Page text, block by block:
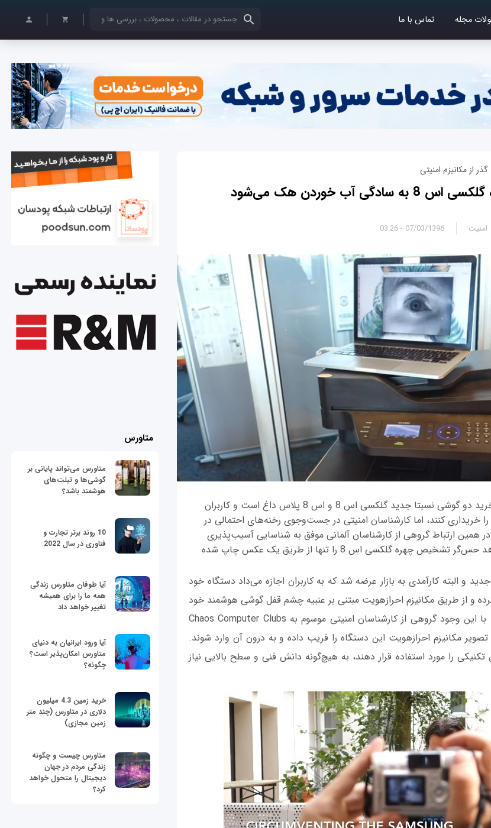
مجله تماس با ما کلمات کلیدی خود را وارد کنید
از مکانیزم امنیتی
آب خوردن هک می‌شود
07/03/1396 - 03:26 امنیت
در شرایطی که این روزها بازار خرید دو گوشی نسبتا جدید گلکسی اس 8 و اس 8 پلاس داغ است و کاربران
خریداری کنند، اما کارشناسان امنیتی در جست‌وجوی رخنه‌های احتمالی در
ارتباط گروهی از کارشناسان آلمانی موفق به شناسایی آسیب‌پذیری
شدند که به هکرها اجازه می‌دهد حس‌گر تشخیص چهره گلکسی اس 8 را تنها از طریق یک عکس چاپ شده
ویژگی جدید و البته کارآمدی به بازار عرضه شد که به کاربران اجازه می‌داد دستگاه خود
و از طریق مکانیزم احرازهویت مبتنی بر عنبیه چشم قفل گوشی هوشمند خود
را باز کرده و به آن وارد شوند. با این وجود گروهی از کارشناسان امنیتی موسوم به Chaos Computer Clubs
مکانیزم احرازهویت این دستگاه را فریب داده و به درون آن وارد شوند.
تکنیکی را مورد استفاده قرار دهند، به هیچ‌گونه دانش فنی و سطح بالایی نیاز
متاورس
متاورس می‌تواند پایانی بر
گوشی‌ها و تبلت‌های
هوشمند باشد؟
10 روند برتر تجارت و
فناوری در سال 2022
آیا طوفان متاورس زندگی
همه ما را برای همیشه
تغییر خواهد داد
آیا ورود ایرانیان به دنیای
متاورس امکان‌پذیر است؟
چگونه؟
خرید زمین 4.3 میلیون
دلاری در متاورس (چند متر
زمین مجازی)
متاورس چیست و چگونه
زندگی مردم در جهان
دیجیتال را متحول خواهد
کرد؟